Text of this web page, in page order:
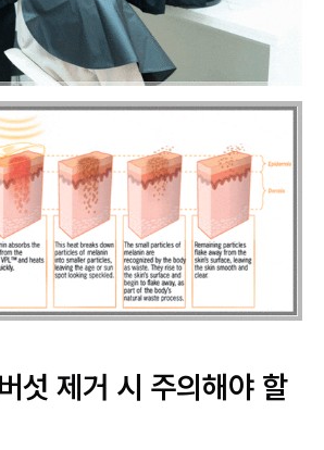
섯 제거 시 주의해야 할